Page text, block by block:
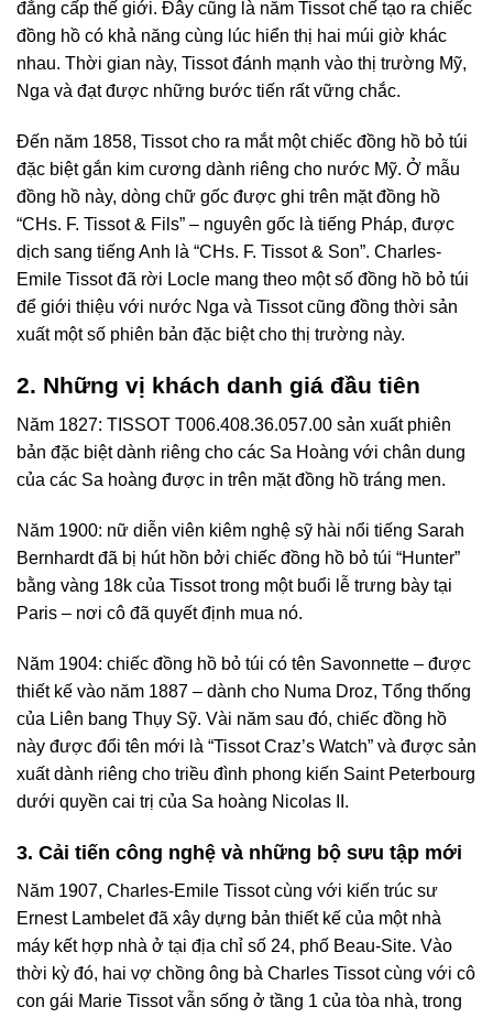
đẳng cấp thế giới. Đây cũng là năm Tissot chế tạo ra chiếc
đồng hồ có khả năng cùng lúc hiển thị hai múi giờ khác
nhau. Thời gian này, Tissot đánh mạnh vào thị trường Mỹ,
Nga và đạt được những bước tiến rất vững chắc.
Đến năm 1858, Tissot cho ra mắt một chiếc đồng hồ bỏ túi
đặc biệt gắn kim cương dành riêng cho nước Mỹ. Ở mẫu
đồng hồ này, dòng chữ gốc được ghi trên mặt đồng hồ
“CHs. F. Tissot & Fils” – nguyên gốc là tiếng Pháp, được
dịch sang tiếng Anh là “CHs. F. Tissot & Son”. Charles-
Emile Tissot đã rời Locle mang theo một số đồng hồ bỏ túi
để giới thiệu với nước Nga và Tissot cũng đồng thời sản
xuất một số phiên bản đặc biệt cho thị trường này.
2. Những vị khách danh giá đầu tiên
Năm 1827: TISSOT T006.408.36.057.00 sản xuất phiên
bản đặc biệt dành riêng cho các Sa Hoàng với chân dung
của các Sa hoàng được in trên mặt đồng hồ tráng men.
Năm 1900: nữ diễn viên kiêm nghệ sỹ hài nổi tiếng Sarah
Bernhardt đã bị hút hồn bởi chiếc đồng hồ bỏ túi “Hunter”
bằng vàng 18k của Tissot trong một buổi lễ trưng bày tại
Paris – nơi cô đã quyết định mua nó.
Năm 1904: chiếc đồng hồ bỏ túi có tên Savonnette – được
thiết kế vào năm 1887 – dành cho Numa Droz, Tổng thống
của Liên bang Thụy Sỹ. Vài năm sau đó, chiếc đồng hồ
này được đổi tên mới là “Tissot Craz’s Watch” và được sản
xuất dành riêng cho triều đình phong kiến Saint Peterbourg
dưới quyền cai trị của Sa hoàng Nicolas II.
3. Cải tiến công nghệ và những bộ sưu tập mới
Năm 1907, Charles-Emile Tissot cùng với kiến trúc sư
Ernest Lambelet đã xây dựng bản thiết kế của một nhà
máy kết hợp nhà ở tại địa chỉ số 24, phố Beau-Site. Vào
thời kỳ đó, hai vợ chồng ông bà Charles Tissot cùng với cô
con gái Marie Tissot vẫn sống ở tầng 1 của tòa nhà, trong